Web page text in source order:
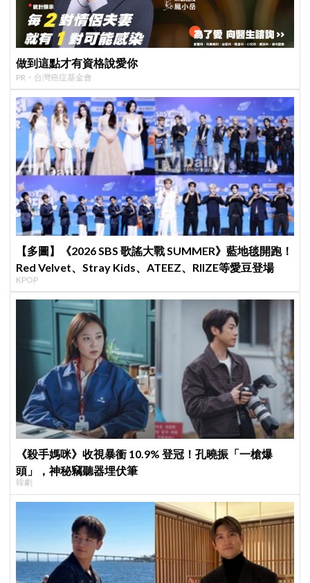
做到這點才有資格說愛你
PR・台灣癌症基金會
【多圖】《2026 SBS 歌謠大戰 SUMMER》藍地毯開跑！
Red Velvet、Stray Kids、ATEEZ、RIIZE等愛豆登場
KPOP
《殺手媽咪》收視暴衝 10.9% 登冠！孔曉振「一槍爆
頭」，神秘竊聽器埋伏筆
韓劇